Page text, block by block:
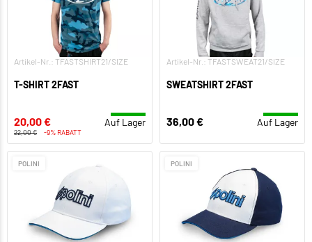
Artikel-Nr.: TFASTSHIRT21/SIZE
T-SHIRT 2FAST
20,00 € Auf Lager
22,00 € -9% RABATT
Artikel-Nr.: TFASTSWEAT21/SIZE
SWEATSHIRT 2FAST
36,00 € Auf Lager
POLINI POLINI